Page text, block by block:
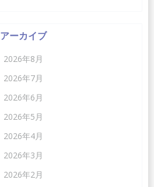
アーカイブ
2026年8月
2026年7月
2026年6月
2026年5月
2026年4月
2026年3月
2026年2月